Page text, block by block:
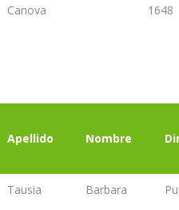
Canova
1648
Apellido Nombre
Tausia Barbara